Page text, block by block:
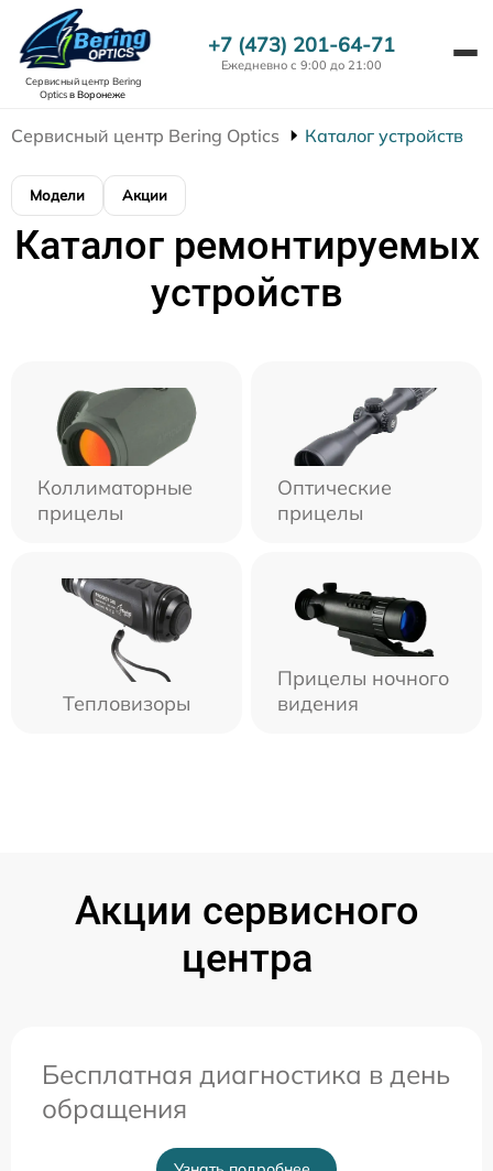
Сервисный центр Bering
Opticsв Воронеже
+7 (473) 201-64-71
Ежедневно с 9:00 до 21:00
Сервисный центр Bering Optics Каталог устройств
Модели Акции
Каталог ремонтируемых
устройств
Коллиматорные
прицелы
Оптические
прицелы
Тепловизоры
Прицелы ночного
видения
Акции сервисного
центра
Бесплатная диагностика в день
обращения